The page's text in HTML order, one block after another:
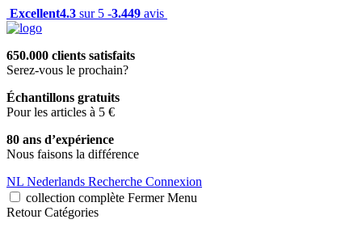
Excellent4.3 sur 5 -3.449 avis
650.000 clients satisfaits
Serez-vous le prochain?
Échantillons gratuits
Pour les articles à 5 €
80 ans d’expérience
Nous faisons la différence
NL Nederlands Recherche Connexion
collection complète Fermer Menu
Retour Catégories